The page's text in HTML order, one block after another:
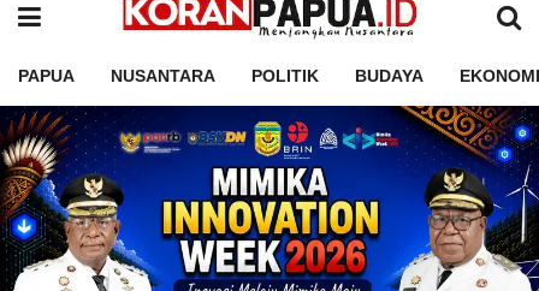
PAPUA NUSANTARA POLITIK BUDAYA EKONOMI